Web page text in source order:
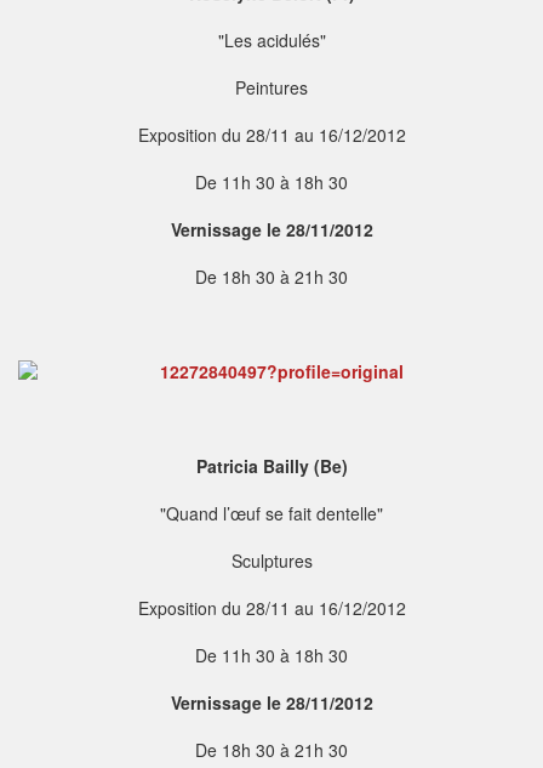
"Les acidulés"
Peintures
Exposition du 28/11 au 16/12/2012
De 11h 30 à 18h 30
Vernissage le 28/11/2012
De 18h 30 à 21h 30
Patricia Bailly (Be)
"Quand l’œuf se fait dentelle"
Sculptures
Exposition du 28/11 au 16/12/2012
De 11h 30 à 18h 30
Vernissage le 28/11/2012
De 18h 30 à 21h 30